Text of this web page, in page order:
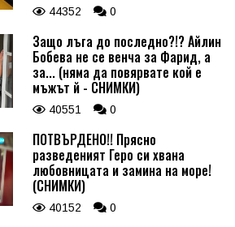
44352 0
Защо лъга до последно?!? Айлин
Бобева не се венча за Фарид, а
за... (няма да повярвате кой е
мъжът й - СНИМКИ)
40551 0
ПОТВЪРДЕНО!! Прясно
разведеният Геро си хвана
любовницата и замина на море!
(СНИМКИ)
40152 0